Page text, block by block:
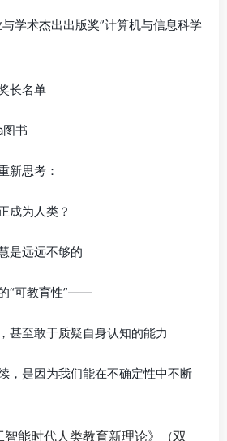
学术杰出出版奖”计算机与信息科学
长名单
图书
新思考：
成为人类？
是远远不够的
“可教育性”——
甚至敢于质疑自身认知的能力
，是因为我们能在不确定性中不断